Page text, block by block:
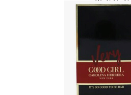
Bb E Cc
Matita
Rossetto
Matita
Gloss
Smalto
Smalto
Solventi